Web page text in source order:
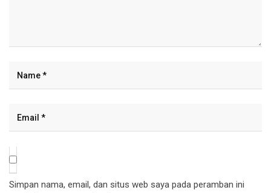
Simpan nama, email, dan situs web saya pada peramban ini